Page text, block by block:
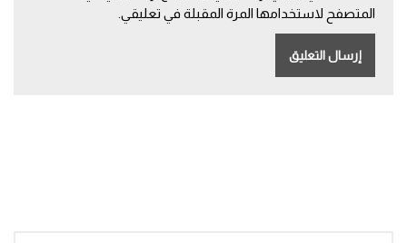
المتصفح لاستخدامها المرة المقبلة في تعليقي.